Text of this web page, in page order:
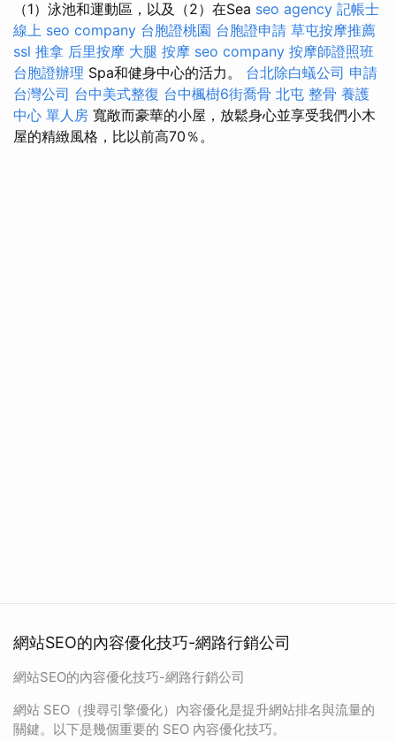
（1）泳池和運動區，以及（2）在Sea seo agency 記帳士
線上 seo company 台胞證桃園 台胞證申請 草屯按摩推薦
ssl 推拿 后里按摩 大腿 按摩 seo company 按摩師證照班
台胞證辦理 Spa和健身中心的活力。 台北除白蟻公司 申請
台灣公司 台中美式整復 台中楓樹6街喬骨 北屯 整骨 養護
中心 單人房 寬敞而豪華的小屋，放鬆身心並享受我們小木
屋的精緻風格，比以前高70％。
網站SEO的內容優化技巧-網路行銷公司
網站SEO的內容優化技巧-網路行銷公司
網站 SEO（搜尋引擎優化）內容優化是提升網站排名與流量的
關鍵。以下是幾個重要的 SEO 內容優化技巧。